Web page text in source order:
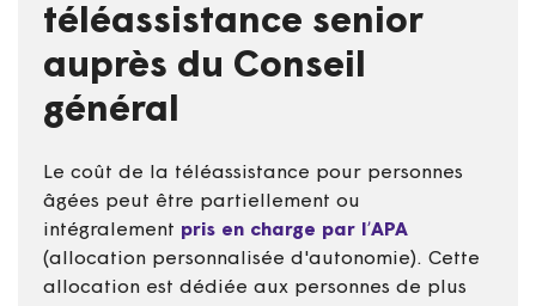
téléassistance senior
auprès du Conseil
général
Le coût de la téléassistance pour personnes
âgées peut être partiellement ou
intégralement pris en charge par l’APA
(allocation personnalisée d'autonomie). Cette
allocation est dédiée aux personnes de plus